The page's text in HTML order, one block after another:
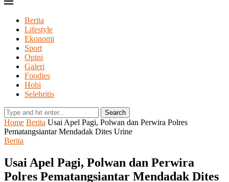
Berita
Lifestyle
Ekonomi
Sport
Opini
Galeri
Foodies
Hobi
Selebritis
Search
Home Berita Usai Apel Pagi, Polwan dan Perwira Polres
Pematangsiantar Mendadak Dites Urine
Berita
Usai Apel Pagi, Polwan dan Perwira
Polres Pematangsiantar Mendadak Dites